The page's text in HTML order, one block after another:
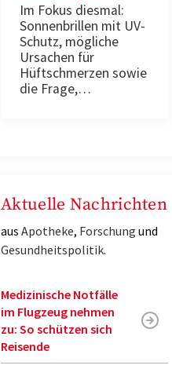
Im Fokus diesmal:
Sonnenbrillen mit UV-
Schutz, mögliche
Ursachen für
Hüftschmerzen sowie
die Frage,…
Aktuelle Nachrichten
aus Apotheke, Forschung und
Gesundheitspolitik.
Medizinische Notfälle
im Flugzeug nehmen
zu: So schützen sich
Reisende